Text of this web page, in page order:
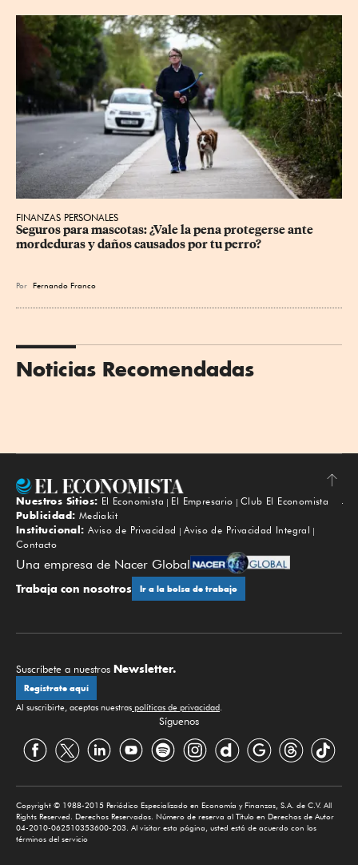
FINANZAS PERSONALES
Seguros para mascotas: ¿Vale la pena protegerse ante
mordeduras y daños causados por tu perro?
Por Fernando Franco
Noticias Recomendadas
Subir
Nuestros Sitios: El Economista El Empresario
Club El Economista
Publicidad: Mediakit
Institucional: Aviso de Privacidad
Aviso de Privacidad Integral
Contacto
Una empresa de Nacer Global
Trabaja con nosotros Ir a la bolsa de trabajo
Suscríbete a nuestros Newsletter.
Regístrate aquí
Al suscribirte, aceptas nuestras políticas de privacidad.
Síguenos
Copyright © 1988-2015 Periódico Especializado en Economía y Finanzas, S.A. de C.V. All
Rights Reserved. Derechos Reservados. Número de reserva al Título en Derechos de Autor
04-2010-062510353600-203. Al visitar esta página, usted está de acuerdo con los
términos del servicio